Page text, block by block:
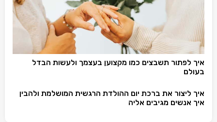
איך לפתור תשבצים כמו מקצוען בעצמך ולעשות הבדל
בעולם
איך ליצור את ברכת יום ההולדת הרגשית המושלמת ולהבין
איך אנשים מגיבים אליה